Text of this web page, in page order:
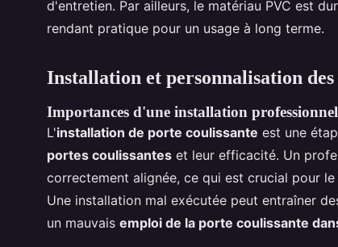
d'entretien. Par ailleurs, le matériau PVC est
rendant pratique pour un usage à long terme.
Installation et personnalisation des
Importances d'une installation
L'installation de porte coulissante est une
portes coulissantes et leur efficacité. Un
correctement alignée, ce qui est crucial pour le
Une installation mal exécutée peut entraîner
un mauvais emploi de la porte coulissante